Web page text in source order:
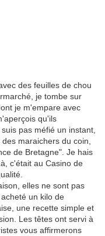
des feuilles de chou
je tombe sur
je m'empare avec
qu'ils
pas méfié un instant,
maraichers du coin,
de Bretagne". Je hais
c'était au Casino de
elles ne sont pas
un kilo de
une recette simple et
Les têtes ont servi à
vous affirmerons